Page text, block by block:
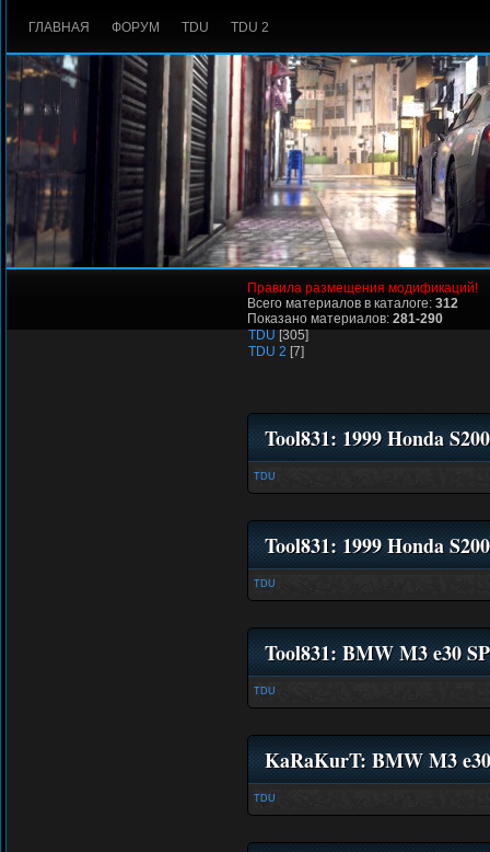
ГЛАВНАЯ ФОРУМ TDU TDU 2
Правила размещения модификаций!
Всего материалов в каталоге: 312
Показано материалов: 281-290
TDU [305]
TDU 2 [7]
Tool831: 1999 Honda
TDU
Tool831: 1999 Honda
TDU
Tool831: BMW M3 e30
TDU
KaRaKurT: BMW M3 e30
TDU